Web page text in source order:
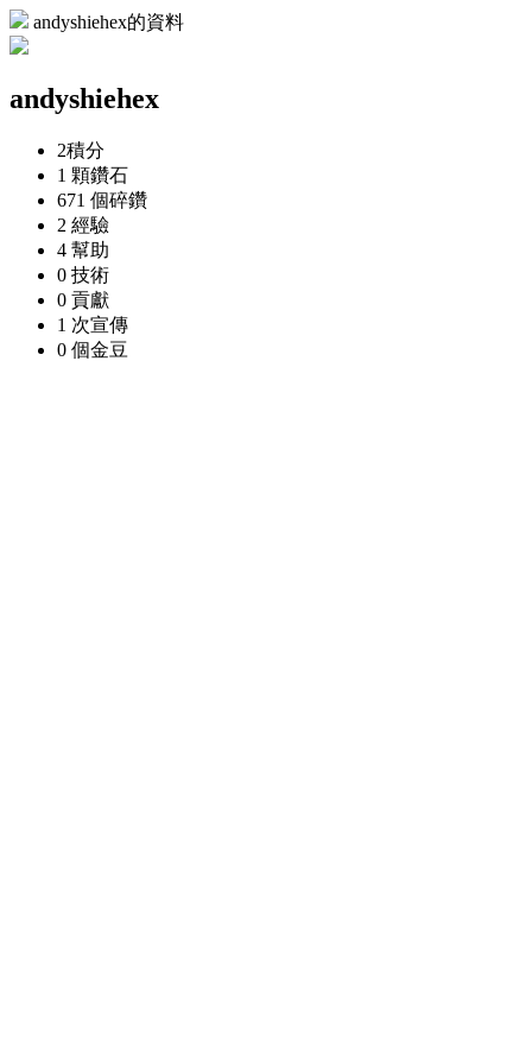
andyshiehex的資料
andyshiehex
2積分
1 顆鑽石
671 個碎鑽
2 經驗
4 幫助
0 技術
0 貢獻
1 次宣傳
0 個金豆